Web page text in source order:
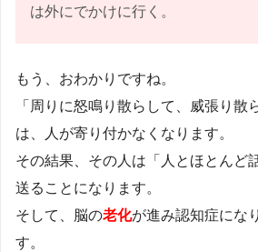
は外にでかけに行く。
もう、おわかりですね。
「周りに怒鳴り散らして、威張り散
は、人が寄り付かなくなります。
その結果、その人は「人とほとんど
送ることになります。
そして、脳の老化が進み認知症にな
す。